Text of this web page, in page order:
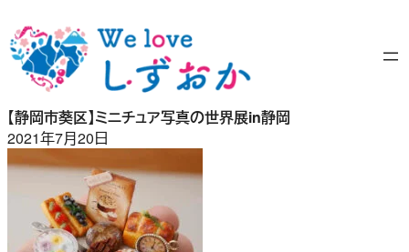
容
を
ッ
プ
【静岡市葵区】ミニチュア写真の世界展in静岡
2021年7月20日